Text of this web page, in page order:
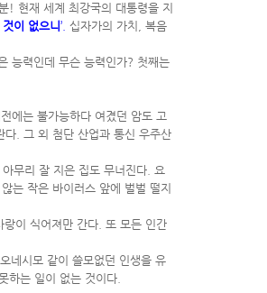
! 현재 세계 최강국의 대통령을 지
이 없으니’. 십자가의 가치, 복음
능력인데 무슨 능력인가? 첫째는
에는 불가능하다 여겼던 암도 고
다. 그 외 첨단 산업과 통신 우주산
무리 잘 지은 집도 무너진다. 요
는 작은 바이러스 앞에 벌벌 떨지
이 식어져만 간다. 또 모든 인간
네시모 같이 쓸모없던 인생을 유
하는 일이 없는 것이다.